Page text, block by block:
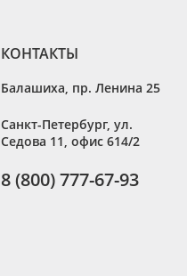
КОНТАКТЫ
Балашиха пр. Ленина 25
Санкт-Петербург, ул.
Седова 11, офис 614/2
8 (800) 777-67-93